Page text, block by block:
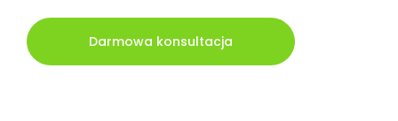
Darmowa konsultacja